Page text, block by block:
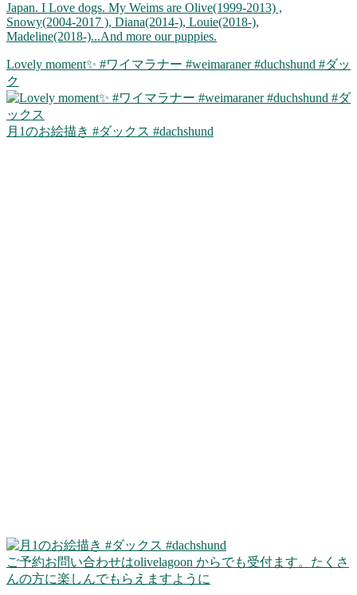
Japan. I Love dogs. My Weims are Olive(1999-2013) ,
Snowy(2004-2017 ), Diana(2014-), Louie(2018-),
Madeline(2018-)...And more our puppies.
Lovely moment✨ #ワイマラナー #weimaraner #duchshund #ダッ
ク
月1のお絵描き #ダックス #dachshund
ご予約お問い合わせはolivelagoon からでも受付ます。たくさ
んの方に楽しんでもらえますように